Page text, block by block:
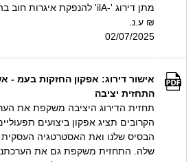
₪ ע.נ.
02/07/2025
התחזית יציבה
הקרובים תציג אפקון ביצועים
הבסיס שלנו ואת האסטרטגיה העסקית
שלה. התחזית משקפת גם את